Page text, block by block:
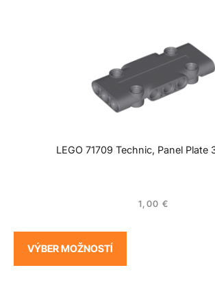
LEGO 71709 Technic, Panel Plate
1,00 €
VÝBER MOŽNOSTÍ